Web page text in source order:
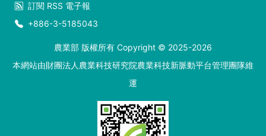
訂閱 RSS 電子報
+886-3-5185043
農業部 版權所有 Copyright © 2025-2026
本網站由財團法人農業科技研究院農業科技新脈動平台管理團隊維
運